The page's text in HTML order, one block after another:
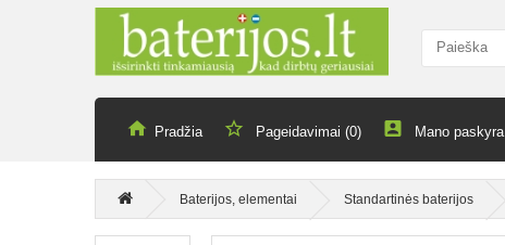
Pradžia Pageidavimai (0) Mano paskyra
Baterijos, elementai Standartinės baterijos